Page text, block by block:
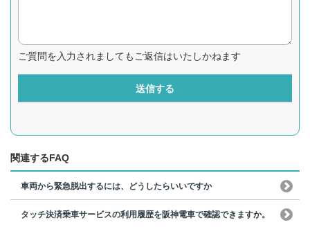
ご質問を入力されましてもご返信はいたしかねます
送信する
関連するFAQ
車両から緊急脱出するには、どうしたらいいですか
タッチ決済乗車サービスの利用履歴を阪神電車で確認できますか。